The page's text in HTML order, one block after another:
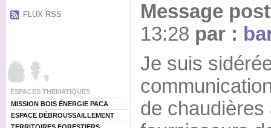
FLUX RSS
ESPACES THEMATIQUES
MISSION BOIS ÉNERGIE PACA
ESPACE DÉBROUSSAILLEMENT
Message
13:28 par :
Je suis
de